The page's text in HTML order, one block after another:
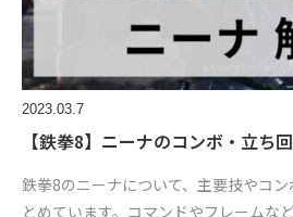
2023.03.7
【鉄拳8】ニーナのコンボ・立ち
鉄拳8のニーナについて、主要技やコ
とめています。コマンドやフレームな